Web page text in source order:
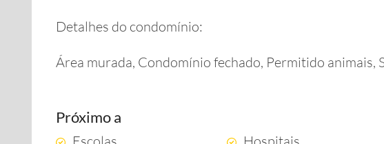
Detalhes do condomínio:
Área murada, Condomínio fechado, Permitido animais,
Próximo a